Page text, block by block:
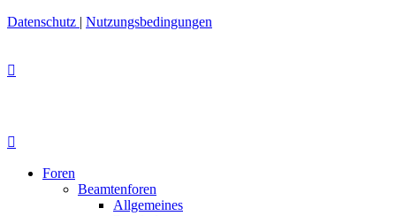
Datenschutz | Nutzungsbedingungen
Foren
Beamtenforen
Allgemeines